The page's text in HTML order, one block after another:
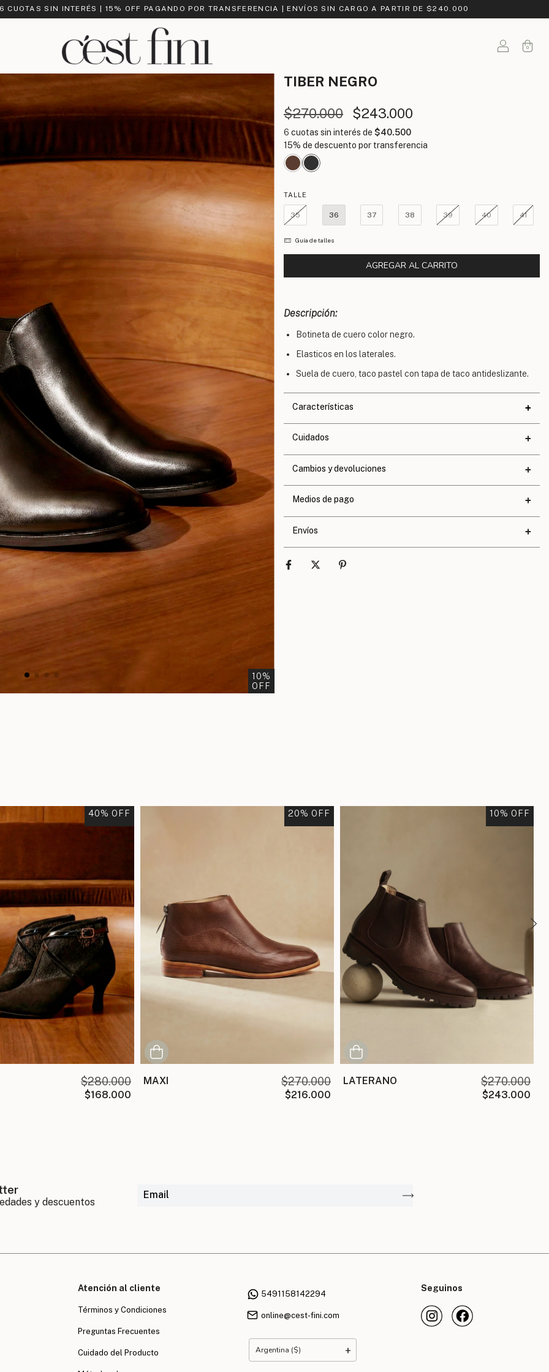
SIN INTERÉS | 15% OFF PAGANDO POR TRANSFERENCIA | ENVÍOS SIN CARGO A PARTIR DE $240.000
0
10%
OFF
TIBER
NEGRO
$270.000
$243.000
6 cuotas sin interés de $40.500
TALLE
35 36 37 38 39 40 41
Guía de talles
Descripción:
Botineta de cuero color negro.
Elasticos en los laterales.
Suela de cuero, taco pastel con tapa de taco antideslizante.
Características
Cuero
Altura de taco
2,5 cm.
Altura de base
0,8 cm.
Calce
Exacto
Cuidados
Cambios y devoluciones
Medios de pago
Envíos
40% OFF
$280.000
$168.000
20% OFF
MAXI $270.000
$216.000
10% OFF
LATERANO $270.000
$243.000
Atención al cliente
Términos y Condiciones
Preguntas Frecuentes
Cuidado del Producto
5491158142294
online@cest-fini.com
Seguinos